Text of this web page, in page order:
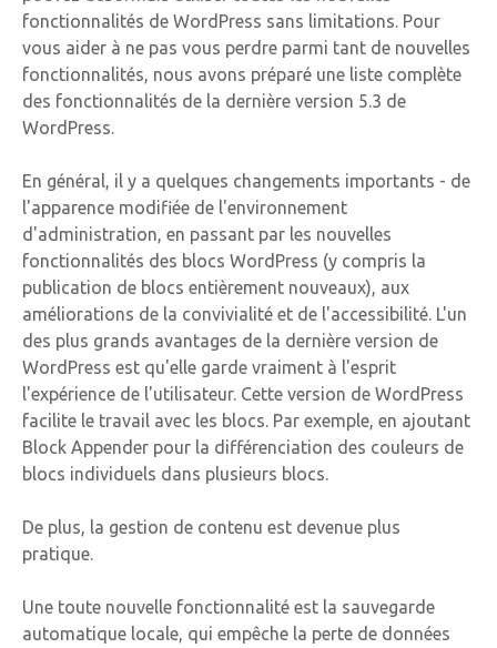
fonctionnalités de WordPress sans limitations. Pour
vous aider à ne pas vous perdre parmi tant de nouvelles
fonctionnalités, nous avons préparé une liste complète
des fonctionnalités de la dernière version 5.3 de
WordPress.
En général, il y a quelques changements importants - de
l'apparence modifiée de l'environnement
d'administration, en passant par les nouvelles
fonctionnalités des blocs WordPress (y compris la
publication de blocs entièrement nouveaux), aux
améliorations de la convivialité et de l'accessibilité. L'un
des plus grands avantages de la dernière version de
WordPress est qu'elle garde vraiment à l'esprit
l'expérience de l'utilisateur. Cette version de WordPress
facilite le travail avec les blocs. Par exemple, en ajoutant
Block Appender pour la différenciation des couleurs de
blocs individuels dans plusieurs blocs.
De plus, la gestion de contenu est devenue plus
pratique.
Une toute nouvelle fonctionnalité est la sauvegarde
automatique locale, qui empêche la perte de données